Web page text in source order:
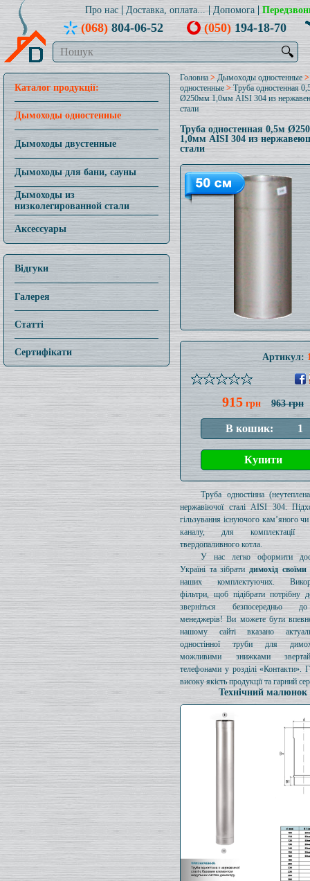
Про нас Доставка, оплата... Допомога
(068)804-06-52 (050)194-18-70
🔍
Каталог продукції:
Дымоходы одностенные
Дымоходы двустенные
Дымоходы для бани, сауны
Дымоходы из
низколегированной стали
Аксессуары
Відгуки
Галерея
Статті
Сертифікати
Головна > Дымоходы одностенные
одностенные >Труба одностенная
Ø250мм 1,0мм AISI 304 из
стали
Труба одностенная 0,5м
1,0мм AISI 304 из
стали
Артикул:
915 грн 963 грн
Труба одностінна
нержавіючої сталі AISI 304.
гільзування існуючого кам’яного
каналу, для комплектації
твердопаливного котла.
У нас легко оформити
Україні та зібрати димохід
наших комплектуючих.
фільтри, щоб підібрати потрібну
зверніться безпосередньо
менеджерів! Ви можете бути
нашому сайті вказано
одностінної труби для
можливими знижками
телефонами у розділі «Контакти».
високу якість продукції та гарний
Технічний малюнок